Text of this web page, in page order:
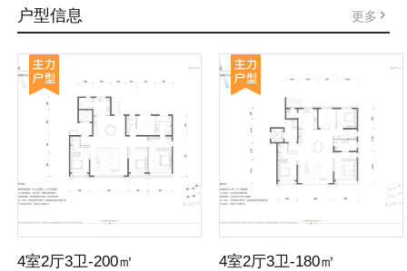
户型信息 更多
4室2厅3卫-200㎡ 4室2厅3卫-180㎡